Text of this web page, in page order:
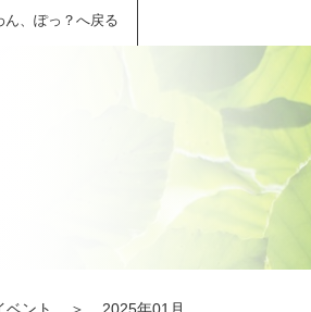
、ぽっ？へ戻る